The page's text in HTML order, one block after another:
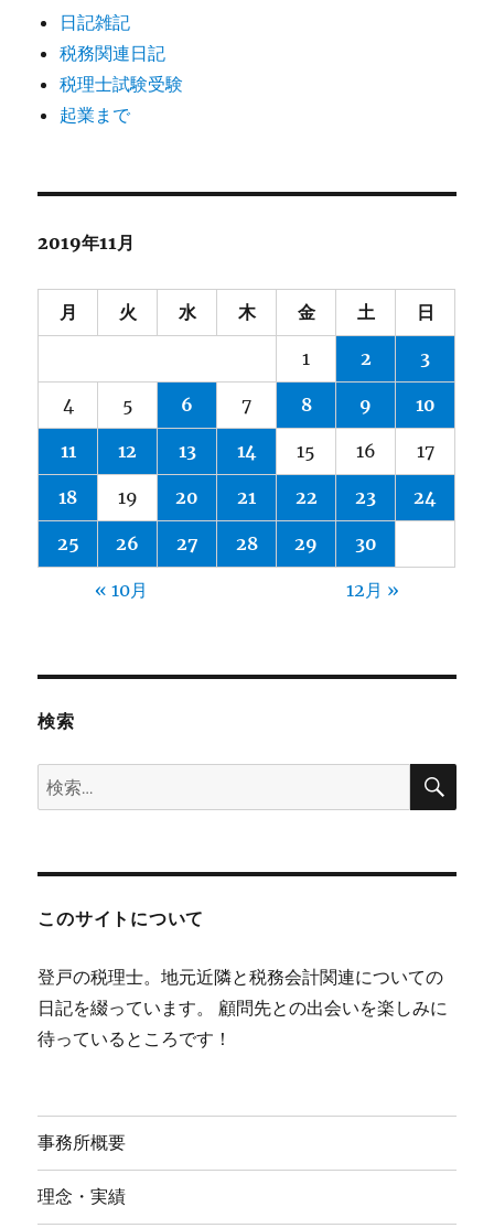
日記雑記
税務関連日記
税理士試験受験
起業まで
2019年11月
月 火 水 木 金 土 日
1 2 3
4 5 6 7 8 9 10
11 12 13 14 15 16 17
18 19 20 21 22 23 24
25 26 27 28 29 30
« 10月 12月 »
検索
検
索:
検
このサイトについて
登戸の税理士。地元近隣と税務会計関連についての
日記を綴っています。 顧問先との出会いを楽しみに
待っているところです！
事務所概要
理念・実績